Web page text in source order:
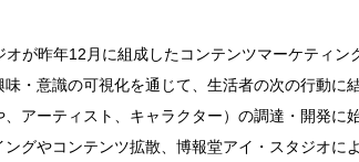
が昨年12月に組成したコンテンツマーケティン
・意識の可視化を通じて、生活者の次の行動に
アーティスト、キャラクター）の調達・開発に
グやコンテンツ拡散、博報堂アイ・スタジオに